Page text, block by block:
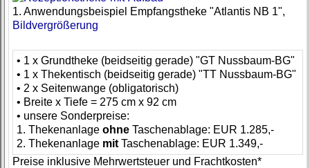
1. Anwendungsbeispiel Empfangstheke "Atlantis NB 1",
Bildvergrößerung
• 1 x Grundtheke (beidseitig gerade) "GT Nussbaum-BG"
• 1 x Thekentisch (beidseitig gerade) "TT Nussbaum-BG"
• 2 x Seitenwange (obligatorisch)
• Breite x Tiefe = 275 cm x 92 cm
• unsere Sonderpreise:
1. Thekenanlageohne Taschenablage: EUR 1.285,-
2. Thekenanlage mit Taschenablage: EUR 1.349,-
Preise inklusive Mehrwertsteuer und Frachtkosten*